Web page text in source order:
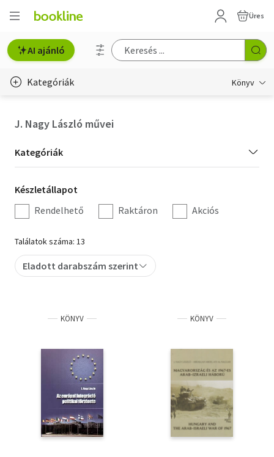
Üres
AI ajánló
Kategóriák Könyv
Hobbi, szabadidő
Irodalom
Művészet
Szakkönyv
Tankönyv, segédkönyv
Társadalomtudomány
Természettudomány
Történelem
J. Nagy László művei
Kategória
szűrés
Kategóriák
Készletállapot
szűrés
Készletállapot
Rendelhető
Raktáron Akciós
Találatok száma: 13
Eladott darabszám szerint
KÖNYV KÖNYV